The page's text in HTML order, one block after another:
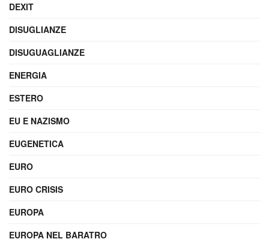
DEXIT
DISUGLIANZE
DISUGUAGLIANZE
ENERGIA
ESTERO
EU E NAZISMO
EUGENETICA
EURO
EURO CRISIS
EUROPA
EUROPA NEL BARATRO